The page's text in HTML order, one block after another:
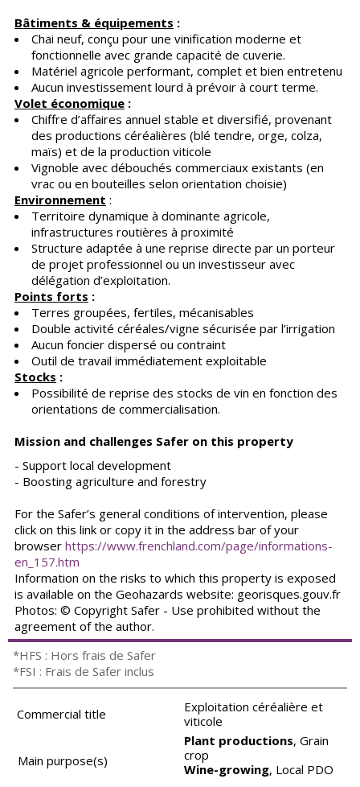
Bâtiments & équipements :
Chai neuf, conçu pour une vinification moderne et
fonctionnelle avec grande capacité de cuverie.
Matériel agricole performant, complet et bien entretenu
Aucun investissement lourd à prévoir à court terme.
Volet économique :
Chiffre d’affaires annuel stable et diversifié, provenant
des productions céréalières (blé tendre, orge, colza,
maïs) et de la production viticole
Vignoble avec débouchés commerciaux existants (en
vrac ou en bouteilles selon orientation choisie)
Environnement :
Territoire dynamique à dominante agricole,
infrastructures routières à proximité
Structure adaptée à une reprise directe par un porteur
de projet professionnel ou un investisseur avec
délégation d’exploitation.
Points forts :
Terres groupées, fertiles, mécanisables
Double activité céréales/vigne sécurisée par l’irrigation
Aucun foncier dispersé ou contraint
Outil de travail immédiatement exploitable
Stocks :
Possibilité de reprise des stocks de vin en fonction des
orientations de commercialisation.
Mission and challenges Safer on this property
- Support local development
- Boosting agriculture and forestry
For the Safer’s general conditions of intervention, please
click on this link or copy it in the address bar of your
browser https://www.frenchland.com/page/informations-
en_157.htm
Information on the risks to which this property is exposed
is available on the Geohazards website: georisques.gouv.fr
Photos: © Copyright Safer - Use prohibited without the
agreement of the author.
*HFS : Hors frais de Safer
*FSI : Frais de Safer inclus
Commercial title
Exploitation céréalière et
viticole
Main purpose(s)
Plant productions, Grain
crop
Wine-growing, Local PDO